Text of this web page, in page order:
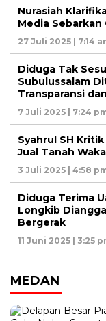
Nurasiah
Media
27 Juli 2025 | 7:14
Diduga Tak
Subulussalam
Transparansi
7 Juli 2025 | 7:24
Syahrul SH
Jual Tanah
3 Juli 2025 | 4:58
Diduga Terima
Longkib
Bergerak
11 Juni 2025 | 3:25
MEDAN